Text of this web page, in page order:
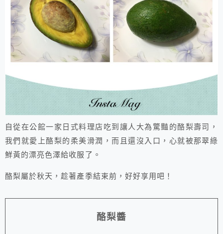
自從在公館一家日式料理店吃到讓人大為驚豔的酪梨壽司，
我們就愛上酪梨的柔美滑潤，而且還沒入口，心就被那翠綠
鮮黃的漂亮色澤給收服了。
酪梨屬於秋天，趁著產季結束前，好好享用吧！
酪梨醬